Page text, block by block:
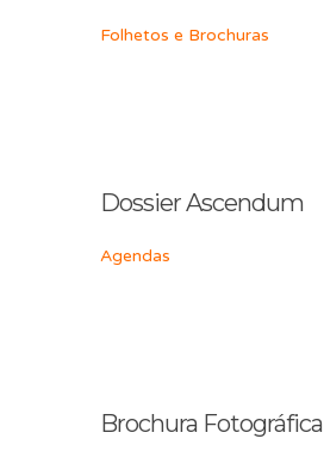
Folhetos e Brochuras
Dossier Ascendum
Agendas
Brochura Fotográfica